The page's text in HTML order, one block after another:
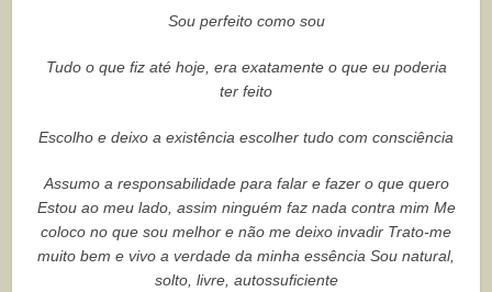
Sou perfeito como sou
Tudo o que fiz até hoje, era exatamente o que eu poderia
ter feito
Escolho e deixo a existência escolher tudo com consciência
Assumo a responsabilidade para falar e fazer o que quero
Estou ao meu lado, assim ninguém faz nada contra mim Me
coloco no que sou melhor e não me deixo invadir Trato-me
muito bem e vivo a verdade da minha essência Sou natural,
solto, livre, autossuficiente